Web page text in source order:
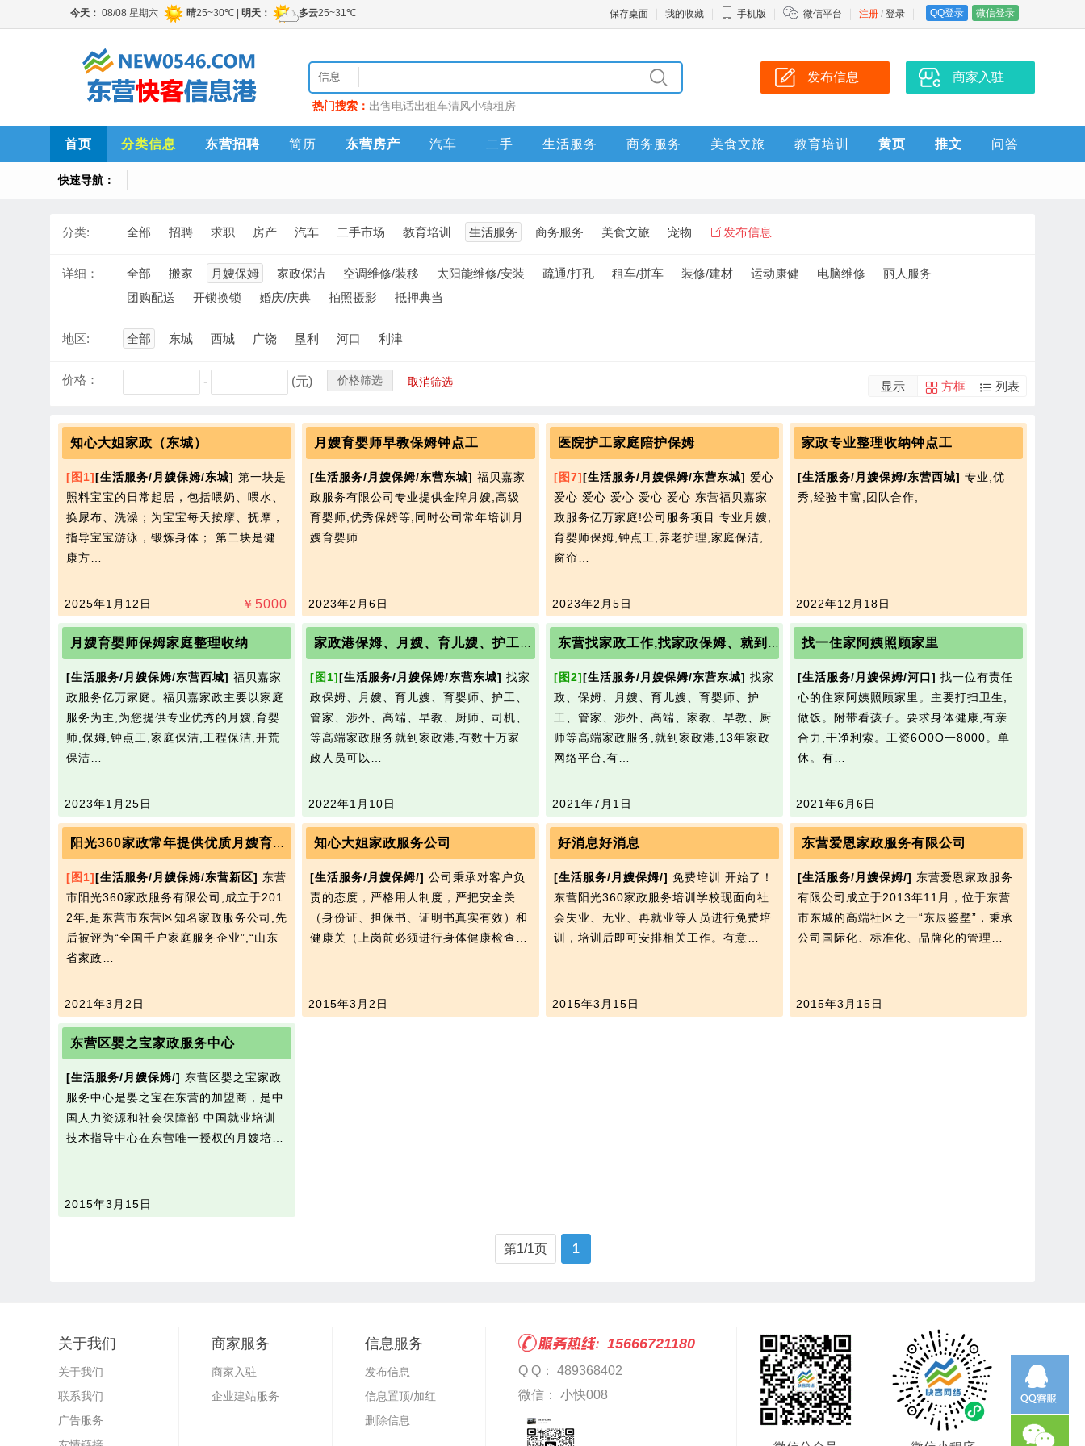
注册 / 登录 QQ登录 微信登录
保存桌面 我的收藏 手机版 微信平台
信息
热门搜索： 出售电话出租车清风小镇租房
发布信息 商家入驻
首页 分类信息 东营招聘 简历 东营房产 汽车 二手 生活服务 商务服务 美食文旅 教育培训 黄页 推文 问答
快速导航：
分类: 全部 招聘 求职 房产 汽车 二手市场 教育培训 生活服务 商务服务 美食文旅 宠物 发布信息
详细： 全部 搬家 月嫂保姆 家政保洁 空调维修/装移 太阳能维修/安装 疏通/打孔 租车/拼车 装修/建材 运动康健 电脑维修
丽人服务
团购配送
开锁换锁 婚庆/庆典 拍照摄影 抵押典当
地区: 全部 东城 西城 广饶 垦利 河口 利津
价格： - (元) 价格筛选 取消筛选 显示 方框 列表
知心大姐家政（东城）
[图1][生活服务/月嫂保姆/东城] 第一块是
照料宝宝的日常起居，包括喂奶、喂水、
换尿布、洗澡；为宝宝每天按摩、抚摩，
指导宝宝游泳，锻炼身体； 第二块是健
康方…
￥ 5000
2025年1月12日
月嫂育婴师早教保姆钟点工
[生活服务/月嫂保姆/东营东城] 福贝嘉家
政服务有限公司专业提供金牌月嫂,高级
育婴师,优秀保姆等,同时公司常年培训月
嫂育婴师
2023年2月6日
医院护工家庭陪护保姆
[图7][生活服务/月嫂保姆/东营东城] 爱心
爱心 爱心 爱心 爱心 爱心 东营福贝嘉家
政服务亿万家庭!公司服务项目 专业月嫂,
育婴师保姆,钟点工,养老护理,家庭保洁,
窗帘…
2023年2月5日
家政专业整理收纳钟点工
[生活服务/月嫂保姆/东营西城] 专业,优
秀,经验丰富,团队合作,
2022年12月18日
月嫂育婴师保姆家庭整理收纳
[生活服务/月嫂保姆/东营西城] 福贝嘉家
政服务亿万家庭。福贝嘉家政主要以家庭
服务为主,为您提供专业优秀的月嫂,育婴
师,保姆,钟点工,家庭保洁,工程保洁,开荒
保洁…
2023年1月25日
[图1][生活服务/月嫂保姆/东营东城] 找家
政保姆、月嫂、育儿嫂、育婴师、护工、
管家、涉外、高端、早教、厨师、司机、
等高端家政服务就到家政港,有数十万家
政人员可以…
2022年1月10日
[图2][生活服务/月嫂保姆/东营东城] 找家
政、保姆、月嫂、育儿嫂、育婴师、护
工、管家、涉外、高端、家教、早教、厨
师等高端家政服务,就到家政港,13年家政
网络平台,有…
2021年7月1日
找一住家阿姨照顾家里
[生活服务/月嫂保姆/河口] 找一位有责任
心的住家阿姨照顾家里。主要打扫卫生,
做饭。附带看孩子。要求身体健康,有亲
合力,干净利索。工资6O0O一8000。单
休。有…
2021年6月6日
[图1][生活服务/月嫂保姆/东营新区] 东营
市阳光360家政服务有限公司,成立于201
2年,是东营市东营区知名家政服务公司,先
后被评为“全国千户家庭服务企业”,“山东
省家政…
2021年3月2日
知心大姐家政服务公司
[生活服务/月嫂保姆/] 公司秉承对客户负
责的态度，严格用人制度，严把安全关
（身份证、担保书、证明书真实有效）和
健康关（上岗前必须进行身体健康检查…
2015年3月2日
好消息好消息
[生活服务/月嫂保姆/] 免费培训 开始了！
东营阳光360家政服务培训学校现面向社
会失业、无业、再就业等人员进行免费培
训，培训后即可安排相关工作。有意…
2015年3月15日
东营爱恩家政服务有限公司
[生活服务/月嫂保姆/] 东营爱恩家政服务
有限公司成立于2013年11月，位于东营
市东城的高端社区之一“东辰鉴墅”，秉承
公司国际化、标准化、品牌化的管理…
2015年3月15日
东营区婴之宝家政服务中心
[生活服务/月嫂保姆/] 东营区婴之宝家政
服务中心是婴之宝在东营的加盟商，是中
国人力资源和社会保障部 中国就业培训
技术指导中心在东营唯一授权的月嫂培…
2015年3月15日
第1/1页 1
关于我们
关于我们
联系我们
广告服务
商家服务
商家入驻
企业建站服务
信息服务
发布信息
信息置顶/加红
删除信息
15666721180
Q Q： 489368402
微信： 小快008